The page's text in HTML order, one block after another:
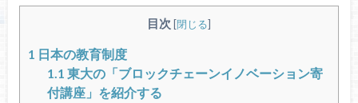
目次 [閉じる]
1 日本の教育制度
1.1 東大の「ブロックチェーンイノベーション寄
付講座」を紹介する